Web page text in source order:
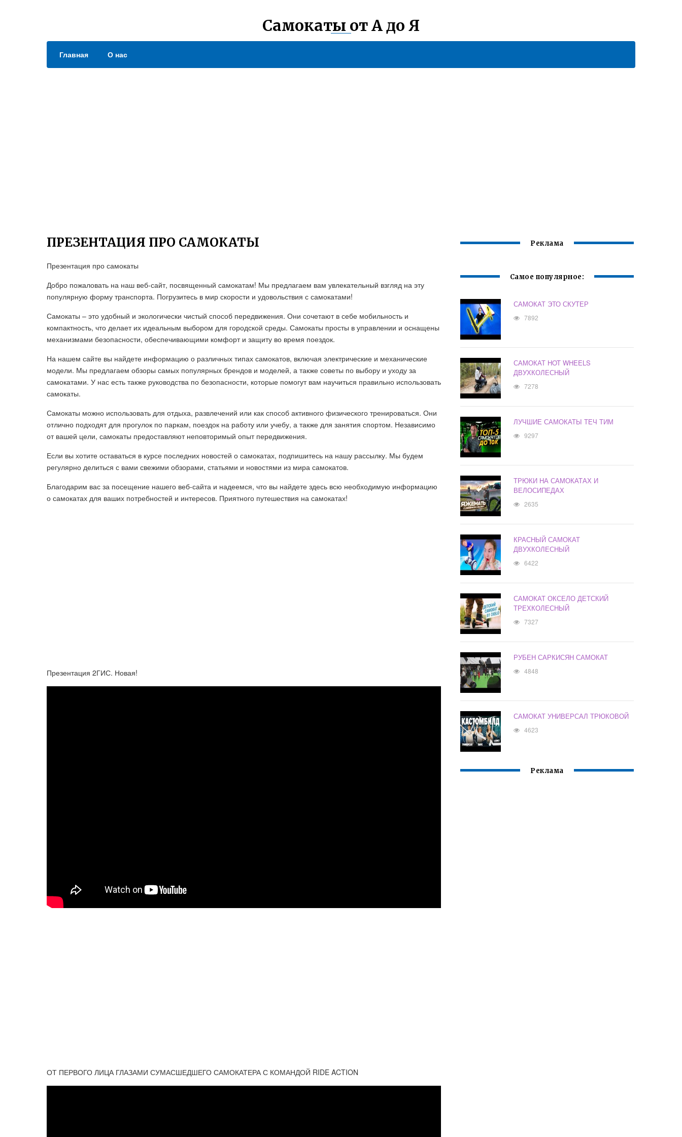
Самокаты от А до Я
Главная О нас
ПРЕЗЕНТАЦИЯ ПРО САМОКАТЫ
Презентация про самокаты
Добро пожаловать на наш веб-сайт, посвященный самокатам! Мы предлагаем вам увлекательный взгляд на эту
популярную форму транспорта. Погрузитесь в мир скорости и удовольствия с самокатами!
Самокаты – это удобный и экологически чистый способ передвижения. Они сочетают в себе мобильность и
компактность, что делает их идеальным выбором для городской среды. Самокаты просты в управлении и оснащены
механизмами безопасности, обеспечивающими комфорт и защиту во время поездок.
На нашем сайте вы найдете информацию о различных типах самокатов, включая электрические и механические
модели. Мы предлагаем обзоры самых популярных брендов и моделей, а также советы по выбору и уходу за
самокатами. У нас есть также руководства по безопасности, которые помогут вам научиться правильно использовать
самокаты.
Самокаты можно использовать для отдыха, развлечений или как способ активного физического тренироваться. Они
отлично подходят для прогулок по паркам, поездок на работу или учебу, а также для занятия спортом. Независимо
от вашей цели, самокаты предоставляют неповторимый опыт передвижения.
Если вы хотите оставаться в курсе последних новостей о самокатах, подпишитесь на нашу рассылку. Мы будем
регулярно делиться с вами свежими обзорами, статьями и новостями из мира самокатов.
Благодарим вас за посещение нашего веб-сайта и надеемся, что вы найдете здесь всю необходимую информацию
о самокатах для ваших потребностей и интересов. Приятного путешествия на самокатах!
Презентация 2ГИС. Новая!
ОТ ПЕРВОГО ЛИЦА ГЛАЗАМИ СУМАСШЕДШЕГО САМОКАТЕРА С КОМАНДОЙ RIDE ACTION
Реклама
Самое популярное:
САМОКАТ ЭТО СКУТЕР
7892
САМОКАТ HOT WHEELS
ДВУХКОЛЕСНЫЙ
7278
ЛУЧШИЕ САМОКАТЫ ТЕЧ ТИМ
9297
ТРЮКИ НА САМОКАТАХ И
ВЕЛОСИПЕДАХ
2635
КРАСНЫЙ САМОКАТ
ДВУХКОЛЕСНЫЙ
6422
САМОКАТ ОКСЕЛО ДЕТСКИЙ
ТРЕХКОЛЕСНЫЙ
7327
РУБЕН САРКИСЯН САМОКАТ
4848
САМОКАТ УНИВЕРСАЛ ТРЮКОВОЙ
4623
Реклама